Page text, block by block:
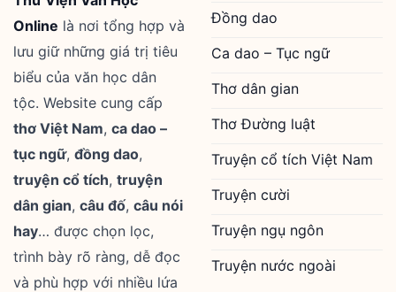
Online là nơi tổng hợp và
lưu giữ những giá trị tiêu
biểu của văn học dân
tộc. Website cung cấp
thơ Việt Nam, ca dao –
tục ngữ, đồng dao,
truyện cổ tích, truyện
dân gian, câu đố, câu nói
hay… được chọn lọc,
trình bày rõ ràng, dễ đọc
và phù hợp với nhiều lứa
Đồng dao
Ca dao – Tục ngữ
Thơ dân gian
Thơ Đường luật
Truyện cổ tích Việt Nam
Truyện cười
Truyện ngụ ngôn
Truyện nước ngoài